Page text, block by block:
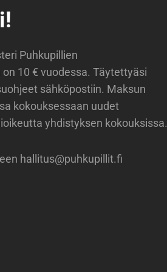
Puhkupillien
10 € vuodessa. Täytettyäsi
sähköpostiin. Maksun
kokouksessaan uudet
yhdistyksen kokouksissa.
hallitus@puhkupillit.fi